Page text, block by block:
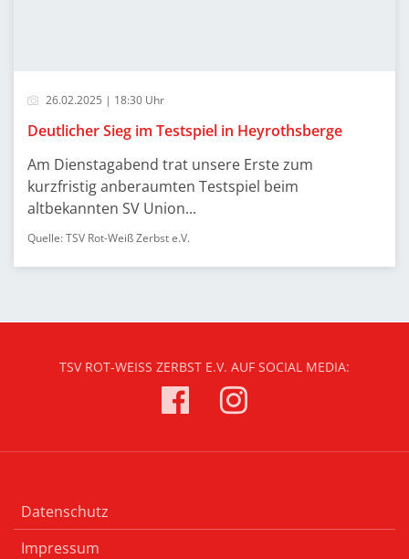
26.02.2025 | 18:30 Uhr
Deutlicher Sieg im Testspiel in Heyrothsberge
Am Dienstagabend trat unsere Erste zum
kurzfristig anberaumten Testspiel beim
altbekannten SV Union...
Quelle: TSV Rot-Weiß Zerbst e.V.
TSV ROT-WEISS ZERBST E.V. AUF SOCIAL MEDIA:
Datenschutz
Impressum